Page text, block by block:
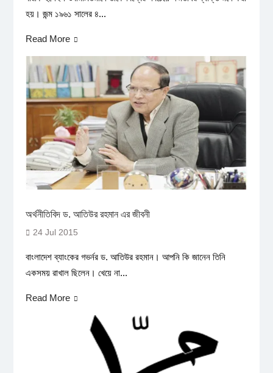
হয়। জন্ম ১৯৬১ সালের ৪...
Read More
অর্থনীতিবিদ ড. আতিউর রহমান এর জীবনী
24 Jul 2015
বাংলাদেশ ব্যাংকের গভর্নর ড. আতিউর রহমান। আপনি কি জানেন তিনি
একসময় রাখাল ছিলেন। খেয়ে না...
Read More